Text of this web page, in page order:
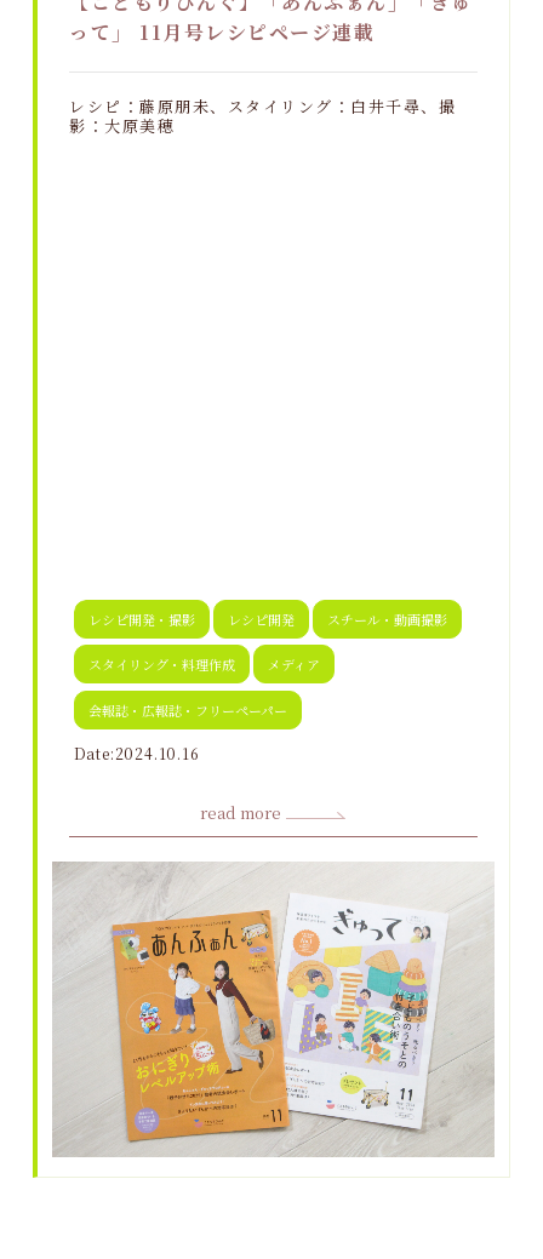
って」 11月号レシピページ連載
レシピ：藤原朋未、スタイリング：白井千尋、撮
影：大原美穂
レシピ開発・撮影 レシピ開発 スチール・動画撮影
スタイリング・料理作成 メディア
会報誌・広報誌・フリーペーパー
Date:2024.10.16
read more